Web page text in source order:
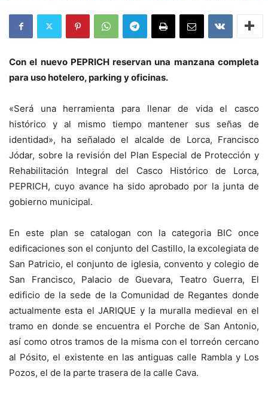
Con el nuevo PEPRICH reservan una manzana completa
para uso hotelero, parking y oficinas.
«Será una herramienta para llenar de vida el casco
histórico y al mismo tiempo mantener sus señas de
identidad», ha señalado el alcalde de Lorca, Francisco
Jódar, sobre la revisión del Plan Especial de Protección y
Rehabilitación Integral del Casco Histórico de Lorca,
PEPRICH, cuyo avance ha sido aprobado por la junta de
gobierno municipal.
En este plan se catalogan con la categoria BIC once
edificaciones son el conjunto del Castillo, la excolegiata de
San Patricio, el conjunto de iglesia, convento y colegio de
San Francisco, Palacio de Guevara, Teatro Guerra, El
edificio de la sede de la Comunidad de Regantes donde
actualmente esta el JARIQUE y la muralla medieval en el
tramo en donde se encuentra el Porche de San Antonio,
así como otros tramos de la misma con el torreón cercano
al Pósito, el existente en las antiguas calle Rambla y Los
Pozos, el de la parte trasera de la calle Cava.